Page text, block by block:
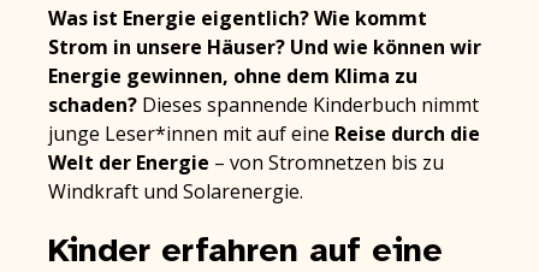
Was ist Energie eigentlich?Wie kommt
Strom in unsere Häuser? Und wie können wir
Energie gewinnen, ohne dem Klima zu
schaden? Dieses spannende Kinderbuch nimmt
junge Leser*innen mit auf eine Reise durch die
Welt der Energie – von Stromnetzen bis zu
Windkraft und Solarenergie.
Kinder erfahren auf eine